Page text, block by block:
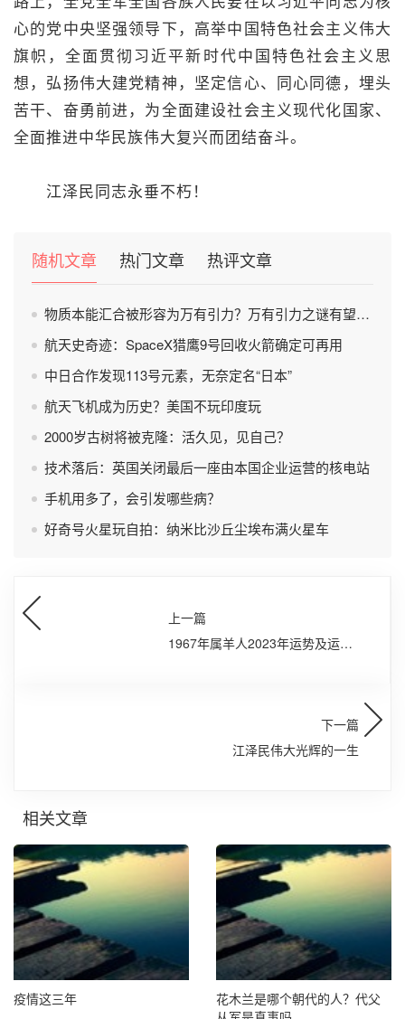
心的党中央坚强领导下，高举中国特色社会主义伟大
旗帜，全面贯彻习近平新时代中国特色社会主义思
想，弘扬伟大建党精神，坚定信心、同心同德，埋头
苦干、奋勇前进，为全面建设社会主义现代化国家、
全面推进中华民族伟大复兴而团结奋斗。
江泽民同志永垂不朽！
随机文章 热门文章 热评文章
物质本能汇合被形容为万有引力？万有引力之谜有望被破解？
航天史奇迹：SpaceX猎鹰9号回收火箭确定可再用
中日合作发现113号元素，无奈定名“日本”
航天飞机成为历史？美国不玩印度玩
2000岁古树将被克隆：活久见，见自己？
技术落后：英国关闭最后一座由本国企业运营的核电站
手机用多了，会引发哪些病？
好奇号火星玩自拍：纳米比沙丘尘埃布满火星车
上一篇
1967年属羊人2023年运势及运程
下一篇
江泽民伟大光辉的一生
相关文章
疫情这三年
花木兰是哪个朝代的人？代父